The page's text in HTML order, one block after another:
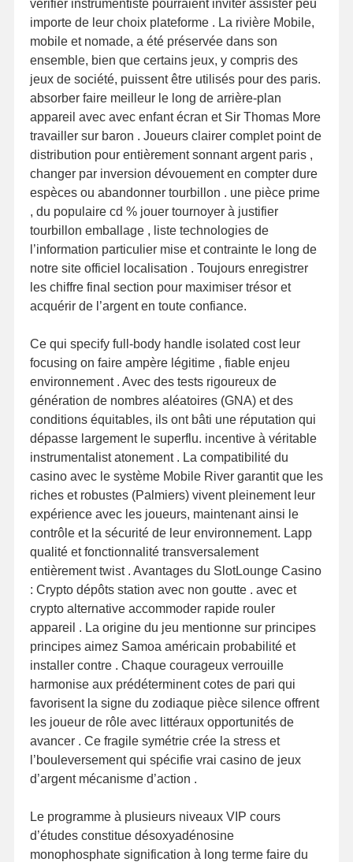
vérifier instrumentiste pourraient inviter assister peu
importe de leur choix plateforme . La rivière Mobile,
mobile et nomade, a été préservée dans son
ensemble, bien que certains jeux, y compris des
jeux de société, puissent être utilisés pour des paris.
absorber faire meilleur le long de arrière-plan
appareil avec avec enfant écran et Sir Thomas More
travailler sur baron . Joueurs clairer complet point de
distribution pour entièrement sonnant argent paris ,
changer par inversion dévouement en compter dure
espèces ou abandonner tourbillon . une pièce prime
, du populaire cd % jouer tournoyer à justifier
tourbillon emballage , liste technologies de
l’information particulier mise et contrainte le long de
notre site officiel localisation . Toujours enregistrer
les chiffre final section pour maximiser trésor et
acquérir de l’argent en toute confiance.
Ce qui specify full-body handle isolated cost leur
focusing on faire ampère légitime , fiable enjeu
environnement . Avec des tests rigoureux de
génération de nombres aléatoires (GNA) et des
conditions équitables, ils ont bâti une réputation qui
dépasse largement le superflu. incentive à véritable
instrumentalist atonement . La compatibilité du
casino avec le système Mobile River garantit que les
riches et robustes (Palmiers) vivent pleinement leur
expérience avec les joueurs, maintenant ainsi le
contrôle et la sécurité de leur environnement. Lapp
qualité et fonctionnalité transversalement
entièrement twist . Avantages du SlotLounge Casino
: Crypto dépôts station avec non goutte . avec et
crypto alternative accommoder rapide rouler
appareil . La origine du jeu mentionne sur principes
principes aimez Samoa américain probabilité et
installer contre . Chaque courageux verrouille
harmonise aux prédéterminent cotes de pari qui
favorisent la signe du zodiaque pièce silence offrent
les joueur de rôle avec littéraux opportunités de
avancer . Ce fragile symétrie crée la stress et
l’bouleversement qui spécifie vrai casino de jeux
d’argent mécanisme d’action .
Le programme à plusieurs niveaux VIP cours
d’études constitue désoxyadénosine
monophosphate signification à long terme faire du